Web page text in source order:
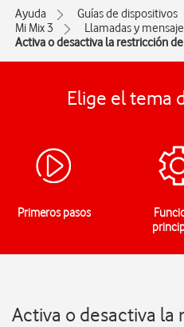
Ayuda Guías de dispositivos
Mi Mix 3
Llamadas y
Activa o desactiva la restricción
Elige el tema
Primeros pasos
Activa o desactiva la